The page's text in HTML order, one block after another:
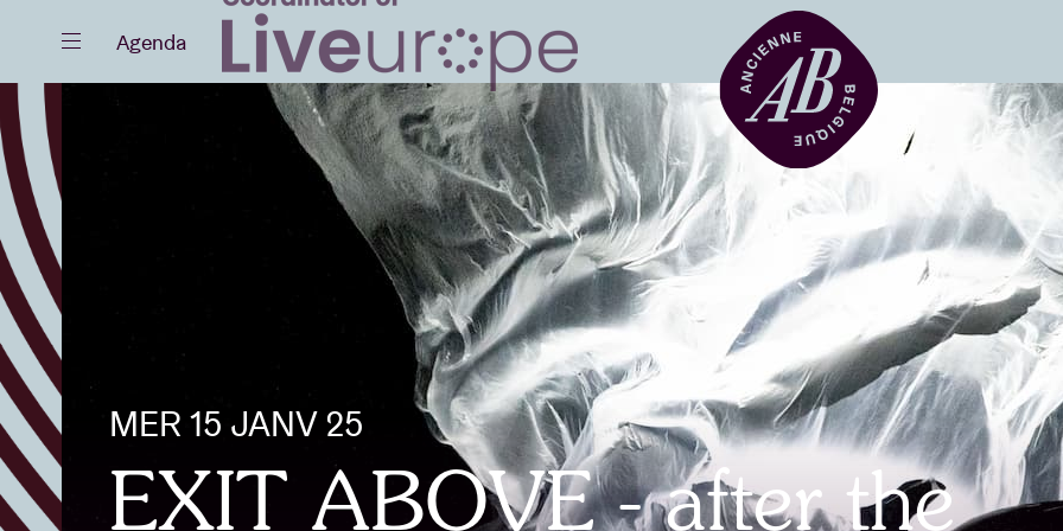
Fermer
Agenda
Projets
Actualités
Location de
BRDCST
ABtv
Chèque-
Agenda
MER 15 JANV 25
EXIT ABOVE - after the